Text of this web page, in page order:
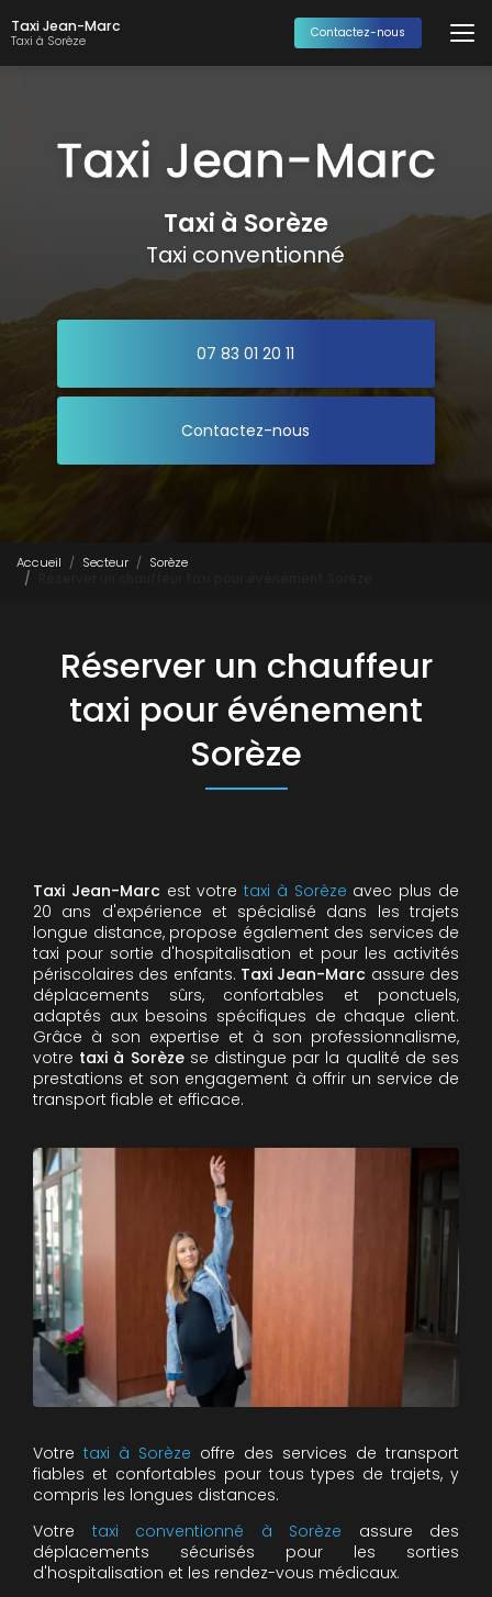
au
contenu
principal
Taxi Jean-Marc
Taxi à Sorèze Contactez-nous
Taxi à Sorèze
Taxi conventionné
07 83 01 20 11
Contactez-nous
Accueil Secteur
Sorèze
Réserver un chauffeur
taxi pour événement
Sorèze
Taxi Jean-Marcest votretaxi à Sorèze avec plus de
20 ans d'expérience et spécialisé dans les trajets
longue distance, propose également des services de
taxi pour sortie d'hospitalisation et pour les activités
périscolaires des enfants. Taxi Jean-Marc assure des
déplacements sûrs, confortables et ponctuels,
adaptés aux besoins spécifiques de chaque client.
Grâce à son expertise et à son professionnalisme,
votre taxi à Sorèzese distingue par la qualité de ses
prestations et son engagement à offrir un service de
transport fiable et efficace.
Votre taxi à Sorèze offre des services de transport
fiables et confortables pour tous types de trajets, y
compris les longues distances.
Votre taxi conventionné à Sorèze assure des
déplacements sécurisés pour les sorties
d'hospitalisation et les rendez-vous médicaux.